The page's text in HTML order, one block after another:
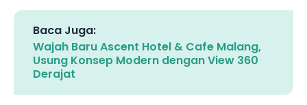
Baca Juga:
Wajah Baru Ascent Hotel & Cafe Malang,
Usung Konsep Modern dengan View 360
Derajat